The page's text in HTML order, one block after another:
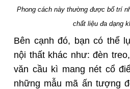
Phong cách này thường được bố trí
chất liệu đa dạng
Bên cạnh đó, bạn có thể
nội thất khác như: đèn
văn cầu kì mang nét cổ
những mẫu mã ấn tượng